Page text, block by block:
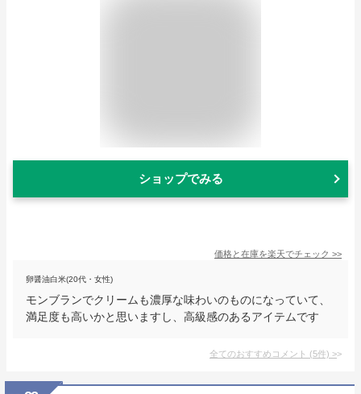
ショップでみる
価格と在庫を楽天でチェック >>
卵醤油白米(20代・女性)
モンブランでクリームも濃厚な味わいのものになっていて、
満足度も高いかと思いますし、高級感のあるアイテムです
全てのおすすめコメント (5件) >